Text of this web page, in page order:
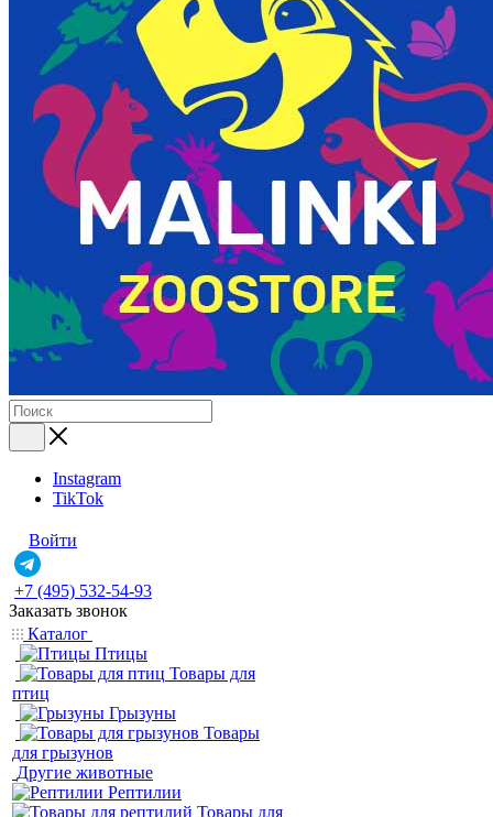
Instagram
TikTok
Войти
+7 (495) 532-54-93
Заказать звонок
Каталог
Птицы
Товары для
птиц
Грызуны
Товары
для грызунов
Другие животные
Рептилии
Товары для